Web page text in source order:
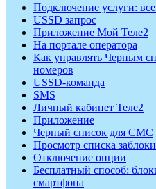
Подключение услуги:
USSD запрос
Приложение Мой Теле2
На портале оператора
Как управлять Черным
номеров
USSD-команда
SMS
Личный кабинет Теле2
Приложение
Черный список для СМС
Просмотр списка
Отключение опции
Бесплатный способ:
смартфона